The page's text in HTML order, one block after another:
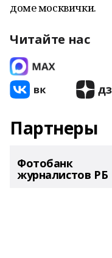
доме москвички.
Читайте нас
Партнеры
Фотобанк
журналистов РБ